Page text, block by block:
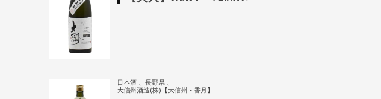
日本酒
長野県
大信州酒造(株)【大信州・香月】